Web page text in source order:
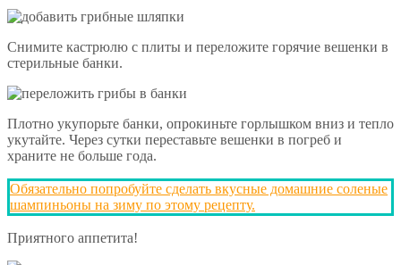
Снимите кастрюлю с плиты и переложите горячие вешенки в
стерильные банки.
Плотно укупорьте банки, опрокиньте горлышком вниз и тепло
укутайте. Через сутки переставьте вешенки в погреб и
храните не больше года.
Обязательно попробуйте сделать вкусные домашние соленые
шампиньоны на зиму по этому рецепту.
Приятного аппетита!